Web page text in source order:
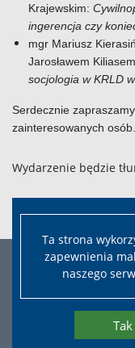
Ta strona
zapewnienia
naszego
Tak
Krajewskim:
ingerencja czy
mgr Mariusz
Jarosławem
socjologia w KRLD
Serdecznie
zainteresowanych osób.
Wydarzenie będzie